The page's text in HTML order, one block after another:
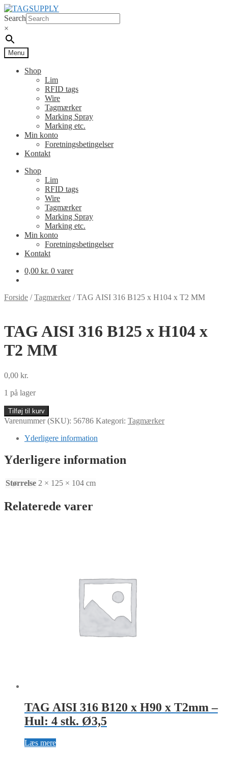
Spring
til
navigation
Spring
til
indhold
Search
×
Menu
Shop
Lim
RFID tags
Wire
Tagmærker
Marking Spray
Marking etc.
Min konto
Foretningsbetingelser
Kontakt
Shop
Lim
RFID tags
Wire
Tagmærker
Marking Spray
Marking etc.
Min konto
Foretningsbetingelser
Kontakt
0,00 kr. 0 varer
Forside /Tagmærker/TAG AISI 316 B125 x H104 x T2 MM
TAG AISI 316 B125 x H104 x
T2 MM
0,00 kr.
1 på lager
TAG
AISI
B125
H104
x
MM
Tilføj til kurv
Varenummer (SKU): 56786 Kategori: Tagmærker
Yderligere information
Yderligere information
Størrelse 2 × 125 × 104 cm
Relaterede varer
TAG AISI 316 B120 x H90 x T2mm –
Hul: 4 stk. Ø3,5
Læs mere